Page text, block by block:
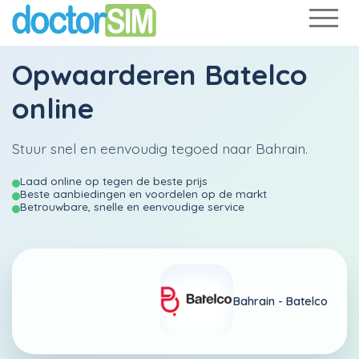
Opwaarderen Batelco
online
Stuur snel en eenvoudig tegoed naar Bahrain.
Laad online op tegen de beste prijs
Beste aanbiedingen en voordelen op de markt
Betrouwbare, snelle en eenvoudige service
Bahrain - Batelco